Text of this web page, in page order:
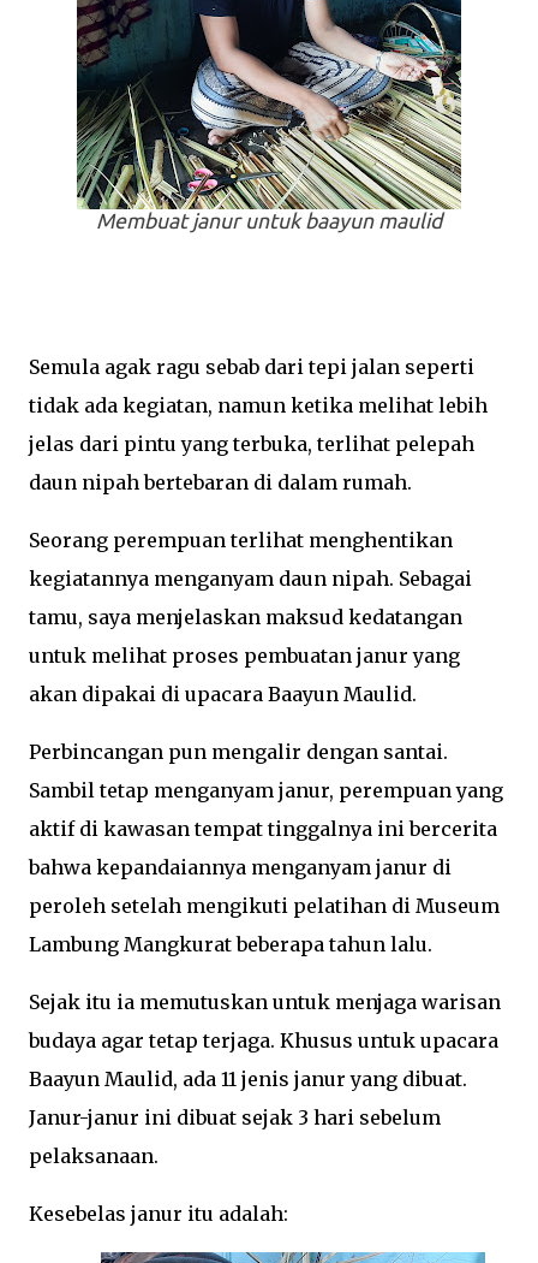
Membuat janur untuk baayun maulid
Semula agak ragu sebab dari tepi jalan seperti
tidak ada kegiatan, namun ketika melihat lebih
jelas dari pintu yang terbuka, terlihat pelepah
daun nipah bertebaran di dalam rumah.
Seorang perempuan terlihat menghentikan
kegiatannya menganyam daun nipah. Sebagai
tamu, saya menjelaskan maksud kedatangan
untuk melihat proses pembuatan janur yang
akan dipakai di upacara Baayun Maulid.
Perbincangan pun mengalir dengan santai.
Sambil tetap menganyam janur, perempuan yang
aktif di kawasan tempat tinggalnya ini bercerita
bahwa kepandaiannya menganyam janur di
peroleh setelah mengikuti pelatihan di Museum
Lambung Mangkurat beberapa tahun lalu.
Sejak itu ia memutuskan untuk menjaga warisan
budaya agar tetap terjaga. Khusus untuk upacara
Baayun Maulid, ada 11 jenis janur yang dibuat.
Janur-janur ini dibuat sejak 3 hari sebelum
pelaksanaan.
Kesebelas janur itu adalah: